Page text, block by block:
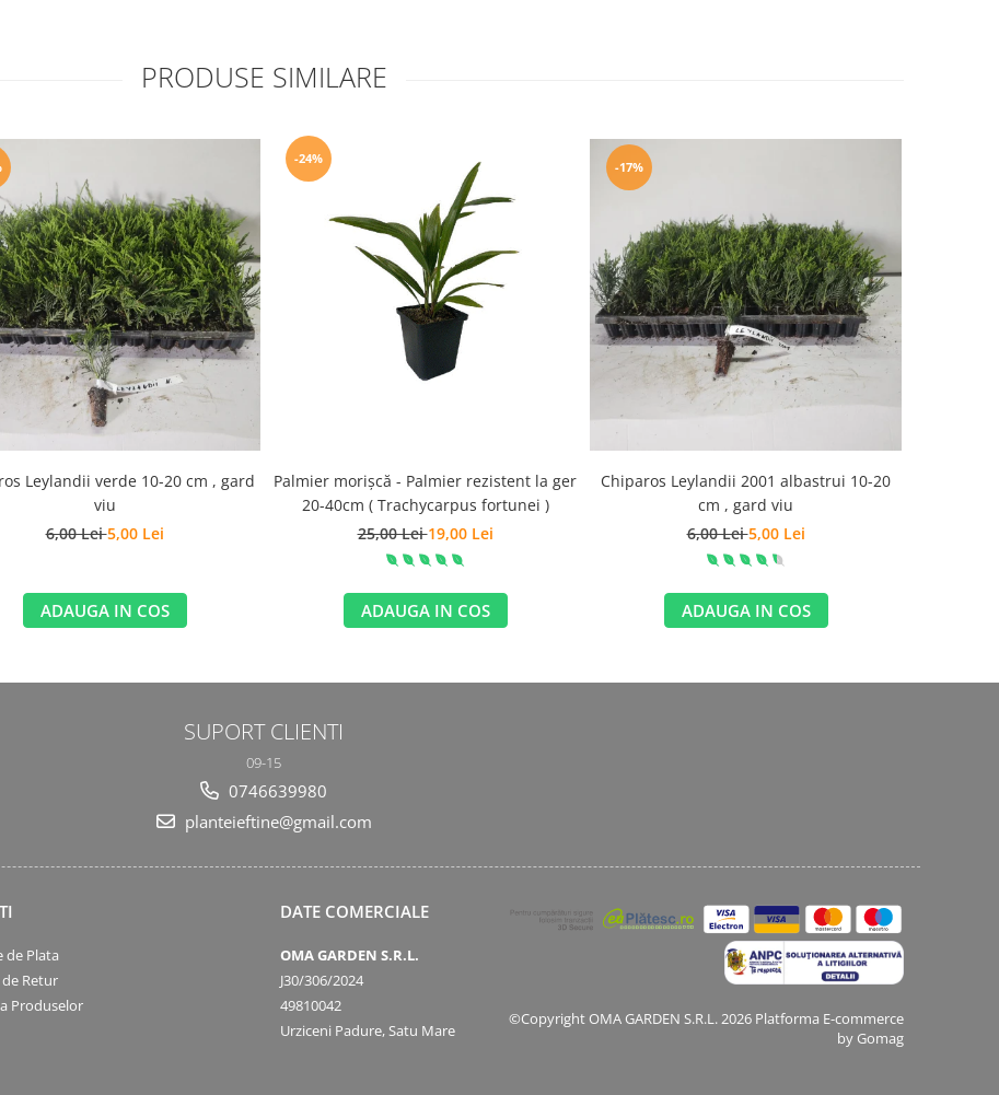
PRODUSE SIMILARE
Leylandii verde 10-20 cm , gard
viu
6,00 Lei5,00 Lei
ADAUGA IN COS
-24%
Palmier morișcă - Palmier rezistent la ger
20-40cm ( Trachycarpus fortunei )
25,00 Lei19,00 Lei
ADAUGA IN COS
-17%
Chiparos Leylandii 2001 albastrui 10-20
cm , gard viu
6,00 Lei5,00 Lei
ADAUGA IN COS
SUPORT CLIENTI
09-15
0746639980
planteieftine@gmail.com
de Plata
Retur
Produselor
DATE COMERCIALE
OMA GARDEN S.R.L.
J30/306/2024
49810042
Urziceni Padure, Satu Mare
©Copyright OMA GARDEN S.R.L. 2026 Platforma E-commerce
by Gomag